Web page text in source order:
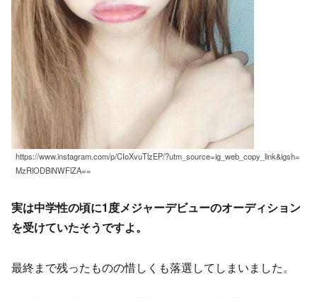
https://www.instagram.com/p/CIoXvuTlzEP/?utm_source=ig_web_copy_link&igsh=
MzRlODBiNWFlZA==
実は中学性の頃に1度メジャーデビューのオーディション
を受けていたそうですよ。
最終まで残ったものの惜しくも落選してしまいました。